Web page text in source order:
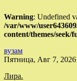
Warning: Undefined
/var/www/
content/themes/seek/
вузам
Skip
content
Пятница, Авг 7, 2026
Лира.